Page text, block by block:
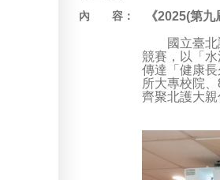
內 容：
《2025(第
國立臺北護
競賽，以「
傳達「健康
所大專校院
齊聚北護大